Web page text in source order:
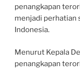
penangkapan
menjadi perhatian
Indonesia.
Menurut Kepala
penangkapan